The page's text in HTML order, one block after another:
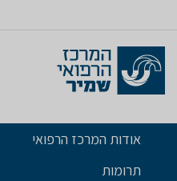
אודות המרכז הרפואי
תרומות